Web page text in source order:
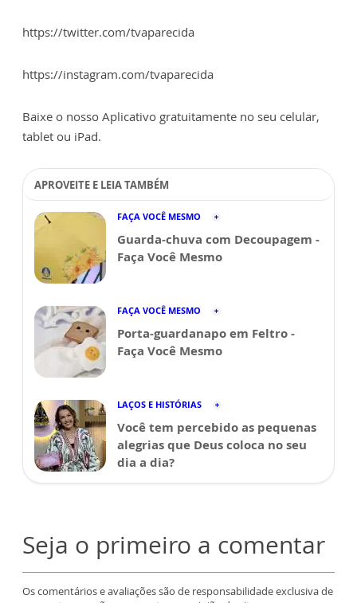
https://twitter.com/tvaparecida
https://instagram.com/tvaparecida
Baixe o nosso Aplicativo gratuitamente no seu celular,
tablet ou iPad.
APROVEITE E LEIA TAMBÉM
FAÇA VOCÊ MESMO
Guarda-chuva com Decoupagem -
Faça Você Mesmo
FAÇA VOCÊ MESMO
Porta-guardanapo em Feltro -
Faça Você Mesmo
LAÇOS E HISTÓRIAS
Você tem percebido as pequenas
alegrias que Deus coloca no seu
dia a dia?
Seja o primeiro a comentar
Os comentários e avaliações são de responsabilidade exclusiva de